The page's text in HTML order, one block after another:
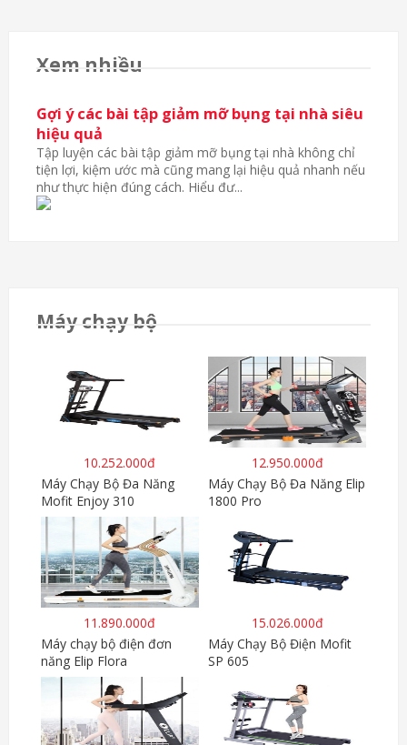
Xem nhiều
Gợi ý các bài tập giảm mỡ bụng tại nhà siêu
hiệu quả
Tập luyện các bài tập giảm mỡ bụng tại nhà không chỉ
tiện lợi, kiệm ước mà cũng mang lại hiệu quả nhanh nếu
như thực hiện đúng cách. Hiểu đư...
Máy chạy bộ
10.252.000đ
Máy Chạy Bộ Đa Năng
Mofit Enjoy 310
12.950.000đ
Máy Chạy Bộ Đa Năng Elip
1800 Pro
11.890.000đ
Máy chạy bộ điện đơn
năng Elip Flora
15.026.000đ
Máy Chạy Bộ Điện Mofit
SP 605